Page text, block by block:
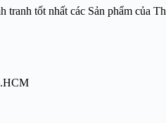
tranh tốt nhất các Sản phẩm của